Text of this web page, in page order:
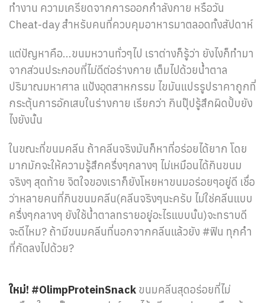
ทำงาน ความเครียดจากการออกกำลังกาย หรือวัน
Cheat-day สำหรับคนที่ควบคุมอาหารมาตลอดทั้งสัปดาห์
แต่ปัญหาคือ...ขนมหวานทั่วๆไป เราต่างก็รู้ว่า ยังไงก็ทำมา
จากส่วนประกอบที่ไม่ดีต่อร่างกาย เต็มไปด้วยน้ำตาล
ปริมาณมหาศาล แป้งอุตสาหกรรม ไขมันแปรรูปราคาถูกที่
กระตุ้นการอักเสบในร่างกาย เรียกว่า กินปุ๊ปรู้สึกผิดปั้บยัง
ไงยังนั้น
ในขณะที่ขนมคลีน ถ้าคลีนจริงมันก็หาที่อร่อยได้ยาก โดย
มากมักจะให้ความรู้สึกครึ่งๆกลางๆ ไม่เหมือนได้กินขนม
จริงๆ สุดท้าย จิตใจของเราก็ยังโหยหาขนมอร่อยๆอยู่ดี เชื่อ
ว่าหลายคนที่กินขนมคลีน(คลีนจริงๆนะครับ ไม่ใช่คลีนแบบ
ครึ่งๆกลางๆ ยังใช้น้ำตาลทรายอยู่อะไรแบบนั้น)จะทราบดี
จะดีไหม? ถ้ามีขนมคลีนที่นอกจากคลีนแล้วยัง #ฟิน ทุกคำ
ที่กัดลงไปด้วย?
ใหม่! #OlimpProteinSnack ขนมคลีนสุดอร่อยที่ไม่